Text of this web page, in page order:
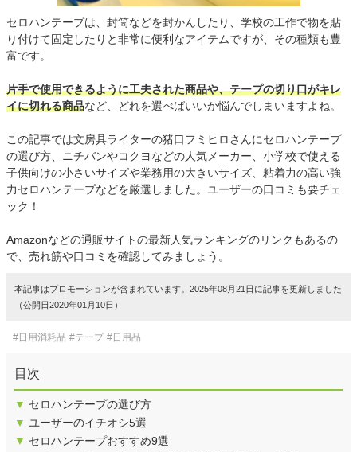
セロハンテープは、封筒などを封かんしたり、学校の工作で物を貼
り付けて固定したりと非常に便利なアイテムですが、その種類も豊
富です。
片手で使用できるように工夫された商品や、テープの切り口がキレ
イに切れる商品など、どれを選べばいいか悩んでしまいますよね。
この記事では文房具ライターの猪口フミヒロさんにセロハンテープ
の選び方、ニチバンやコクヨなどの人気メーカー、小学校で使える
子供向けの小さいサイズや業務用の大きいサイズ、粘着力の高い強
力セロハンテープなどを厳選しました。ユーザーの口コミも要チェ
ック！
Amazonなどの通販サイトの最新人気ランキングのリンクもあるの
で、売れ筋や口コミを確認してみましょう。
本記事はプロモーションが含まれています。2025年08月21日に記事を更新しました
（公開日2020年01月10日）
#日用消耗品 #テープ #日用品
目次
▼ セロハンテープの選び方
▼ ユーザーのイチオシ5選
▼ セロハンテープおすすめ9選